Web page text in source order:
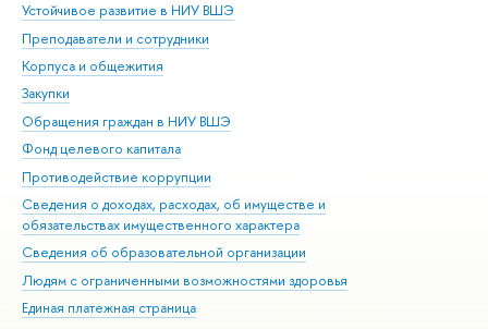
Устойчивое развитие в НИУ ВШЭ
Преподаватели и сотрудники
Корпуса и общежития
Закупки
Обращения граждан в НИУ ВШЭ
Фонд целевого капитала
Противодействие коррупции
Сведения о доходах, расходах, об имуществе и
обязательствах имущественного характера
Сведения об образовательной организации
Людям с ограниченными возможностями здоровья
Единая платежная страница